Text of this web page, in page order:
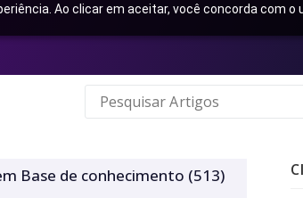
Ao clicar em aceitar, você concorda com o
Base de conhecimento (513)